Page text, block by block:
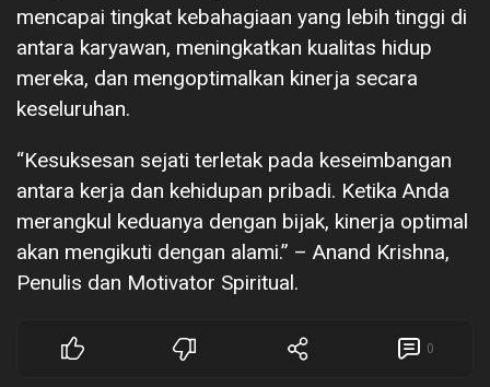
mencapai tingkat kebahagiaan yang lebih tinggi di
antara karyawan, meningkatkan kualitas hidup
mereka, dan mengoptimalkan kinerja secara
keseluruhan.
“Kesuksesan sejati terletak pada keseimbangan
antara kerja dan kehidupan pribadi. Ketika Anda
merangkul keduanya dengan bijak, kinerja optimal
akan mengikuti dengan alami.” – Anand Krishna,
Penulis dan Motivator Spiritual.
0